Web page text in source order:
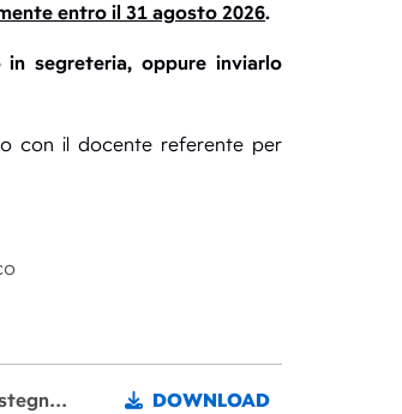
entro il 31 agosto 2026.
segreteria, oppure inviarlo
con il docente referente per
Download File: Circolare_n_159_del_30_03_2026_Richiesta_di_continuita_del_docente_di_sostegno_a_s_2026_2027.pdf DOWNLOAD